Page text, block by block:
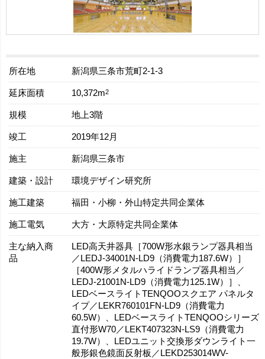
所在地 新潟県三条市荒町2-1-3
延床面積 10,372m2
規模 地上3階
竣工 2019年12月
施主 新潟県三条市
建築・設計 環境デザイン研究所
施工建築 福田・小柳・外山特定共同企業体
施工電気 大方・大原特定共同企業体
主な納入商
品
LED高天井器具［700W形水銀ランプ器具相当
／LEDJ-34001N-LD9（消費電力187.6W）］
［400W形メタルハライドランプ器具相当／
LEDJ-21001N-LD9（消費電力125.1W）］、
LEDベースライトTENQOOスクエア パネルタ
イプ／LEKR760101FN-LD9（消費電力
60.5W）、LEDベースライトTENQOOシリーズ
直付形W70／LEKT407323N-LS9（消費電力
19.7W）、LEDユニット交換形ダウンライト一
般形銀色鏡面反射板／LEKD253014WV-